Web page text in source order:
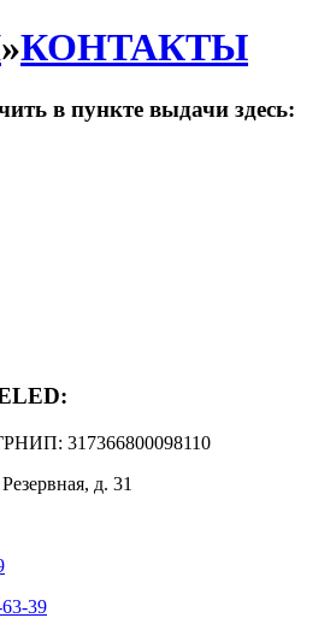
»КОНТАКТЫ
в пункте выдачи здесь:
317366800098110
д. 31
39